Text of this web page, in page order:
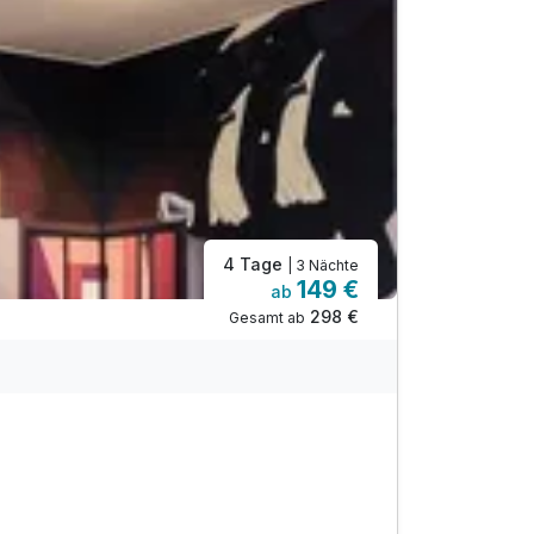
4 Tage | 3 Nächte
ab 149 €
Gesamt ab 298 €